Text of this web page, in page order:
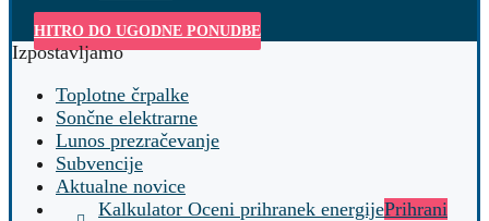
HITRO DO UGODNE PONUDBE
Izpostavljamo
Toplotne črpalke
Sončne elektrarne
Lunos prezračevanje
Subvencije
Aktualne novice
Kalkulator Oceni prihranek energijePrihrani